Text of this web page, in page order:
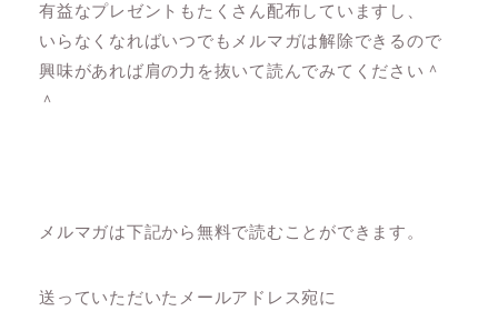
有益なプレゼントもたくさん配布していますし、
いらなくなればいつでもメルマガは解除できるので
興味があれば肩の力を抜いて読んでみてください＾
＾
メルマガは下記から無料で読むことができます。
送っていただいたメールアドレス宛に